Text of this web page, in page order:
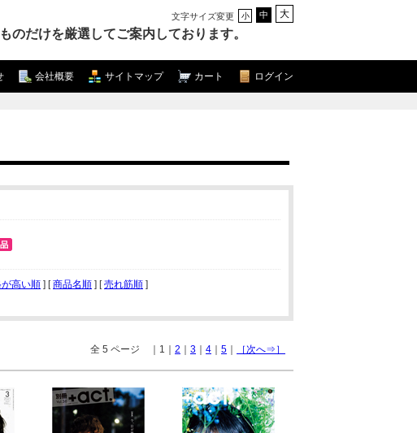
文字サイズ変更 小 中 大
のだけを厳選してご案内しております。
ログイン
カート
サイトマップ
会社概要
高い順 ] [商品名順 ] [売れ筋順 ]
全 5 ページ ｜1｜ 2 3 4 5 ［次へ⇒］